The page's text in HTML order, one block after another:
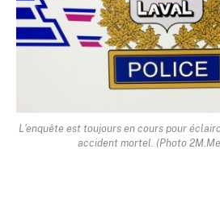
L'enquête est toujours en cours pour
accident mortel. (Photo